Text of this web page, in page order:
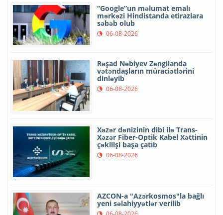
“Google”un məlumat emalı
mərkəzi Hindistanda etirazlara
səbəb olub
06-08-2026
Rəşad Nəbiyev Zəngilanda
vətəndaşların müraciətlərini
dinləyib
06-08-2026
Xəzər dənizinin dibi ilə Trans-
Xəzər Fiber-Optik Kabel Xəttinin
çəkilişi başa çatıb
06-08-2026
AZCON-a "Azərkosmos"la bağlı
yeni səlahiyyətlər verilib